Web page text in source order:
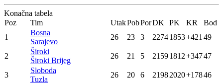
Konačna tabela
Poz
Tim UtakPobPorDK PK KR
Bod
1
Bosna
Sarajevo
26 23 3 22741853+421 49
2
Široki
Široki Brijeg
26 21 5 21591812+34747
3
Sloboda
Tuzla
26 20 6 21982020+17846